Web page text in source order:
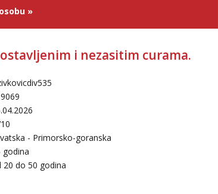
»
i nezasitim curama.
- Primorsko-goranska
godina
20 do 50 godina